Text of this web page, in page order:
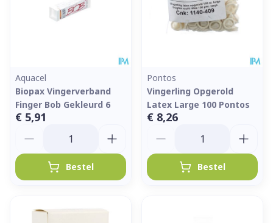
Aquacel
Biopax Vingerverband
Finger Bob Gekleurd 6
€ 5,91
Bestel
Pontos
Vingerling Opgerold
Latex Large 100 Pontos
€ 8,26
Bestel